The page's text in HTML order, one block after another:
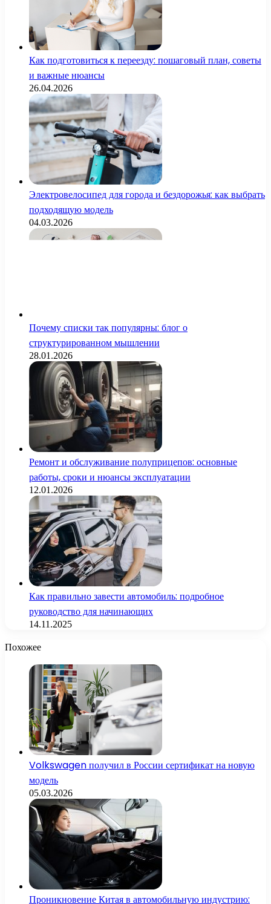
Как подготовиться к переезду: пошаговый план, советы
и важные нюансы
26.04.2026
Электровелосипед для города и бездорожья: как выбрать
подходящую модель
04.03.2026
Почему списки так популярны: блог о
структурированном мышлении
28.01.2026
Ремонт и обслуживание полуприцепов: основные
работы, сроки и нюансы эксплуатации
12.01.2026
Как правильно завести автомобиль: подробное
руководство для начинающих
14.11.2025
Похожее
Volkswagen получил в России сертификат на новую
модель
05.03.2026
Проникновение Китая в автомобильную индустрию: